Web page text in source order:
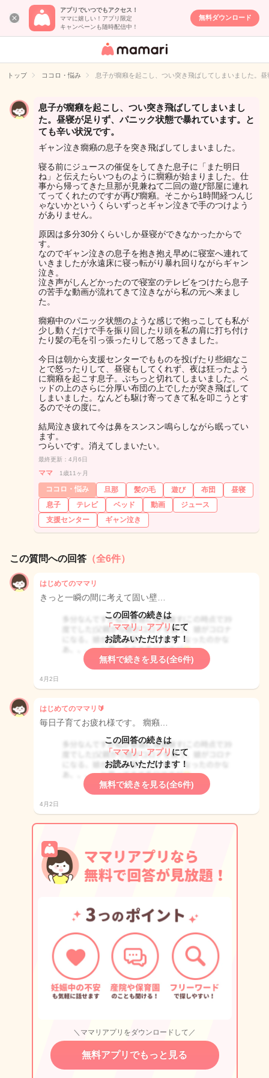
アプリでいつでもアクセス！
ママに嬉しい！アプリ限定
キャンペーンも随時配信中！
無料ダウンロード
女性専用匿名QA
イト
トップ ココロ・悩み 息子が癇癪を起こし、つい突き飛ばしてしまいました。
息子が癇癪を起こし、つい突き飛ばしてしまいまし
た。昼寝が足りず、パニック状態で暴れています。と
ても辛い状況です。
ギャン泣き癇癪の息子を突き飛ばしてしまいました。
寝る前にジュースの催促をしてきた息子に「また明日
ね」と伝えたらいつものように癇癪が始まりました。仕
事から帰ってきた旦那が見兼ねて二回の遊び部屋に連れ
てってくれたのですが再び癇癪。そこから1時間経つんじ
ゃないかというくらいずっとギャン泣きで手のつけよう
がありません。
原因は多分30分くらいしか昼寝ができなかったからで
す。
なのでギャン泣きの息子を抱き抱え早めに寝室へ連れて
いきましたが永遠床に寝っ転がり暴れ回りながらギャン
泣き。
泣き声がしんどかったので寝室のテレビをつけたら息子
の苦手な動画が流れてきて泣きながら私の元へ来まし
た。
癇癪中のパニック状態のような感じで抱っこしても私が
少し動くだけで手を振り回したり頭を私の肩に打ち付け
たり髪の毛を引っ張ったりして怒ってきました。
今日は朝から支援センターでもものを投げたり些細なこ
とで怒ったりして、昼寝もしてくれず、夜は狂ったよう
に癇癪を起こす息子。ぶちっと切れてしまいました。ベ
ッドの上のさらに分厚い布団の上でしたが突き飛ばして
しまいました。なんども駆け寄ってきて私を叩こうとす
るのでその度に。
結局泣き疲れて今は鼻をスンスン鳴らしながら眠ってい
ます。
つらいです。消えてしまいたい。
最終更新：4月6日
ママ 1歳11ヶ月
ココロ・悩み 旦那 髪の毛 遊び 布団
昼寝
息子
テレビ ベッド 動画
ジュース
支援センター
ギャン泣き
この質問への回答 （全6件）
はじめてのママリ
きっと一瞬の間に考えて固い壁…
この回答の続きは
「ママリ」アプリ にて
お読みいただけます！
無料で続きを見る(全6件)
4月2日
はじめてのママリ🔰
毎日子育てお疲れ様です。 癇癪…
この回答の続きは
「ママリ」アプリ にて
お読みいただけます！
無料で続きを見る(全6件)
4月2日
＼ママリアプリをダウンロードして／
無料アプリでもっと見る